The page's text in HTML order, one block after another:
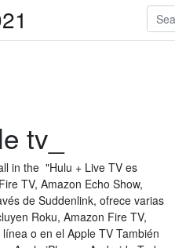
tv_
in the "Hulu + Live TV es
TV, Amazon Echo Show,
de Suddenlink, ofrece varias
Roku, Amazon Fire TV,
o en el Apple TV También